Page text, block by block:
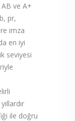
ve A+
pr,
imza
en iyi
seviyesi
ile doğru